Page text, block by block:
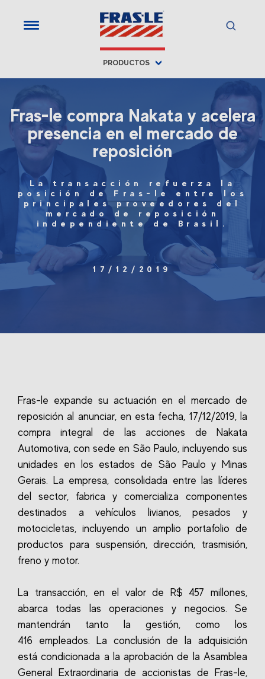
PRODUCTOS
Fras-le compra Nakata y acelera
presencia en el mercado de
reposición
La transacción refuerza la
posición de Fras-le entre los
principales proveedores del
mercado de reposición
independiente de Brasil.
17/12/2019
Fras-le expande su actuación en el mercado de
reposición al anunciar, en esta fecha, 17/12/2019, la
compra integral de las acciones de Nakata
Automotiva, con sede en São Paulo, incluyendo sus
unidades en los estados de São Paulo y Minas
Gerais. La empresa, consolidada entre las líderes
del sector, fabrica y comercializa componentes
destinados a vehículos livianos, pesados y
motocicletas, incluyendo un amplio portafolio de
productos para suspensión, dirección, trasmisión,
freno y motor.
La transacción, en el valor de R$ 457 millones,
abarca todas las operaciones y negocios.
Se
mantendrán tanto la gestión, como los
416 empleados.
La conclusión de la adquisición
está condicionada a la aprobación de la Asamblea
General Extraordinaria de accionistas de Fras-le,